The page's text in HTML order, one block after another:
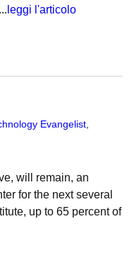
leggi l'articolo
Evangelist
will remain, an
for the next several
up to 65 percent of